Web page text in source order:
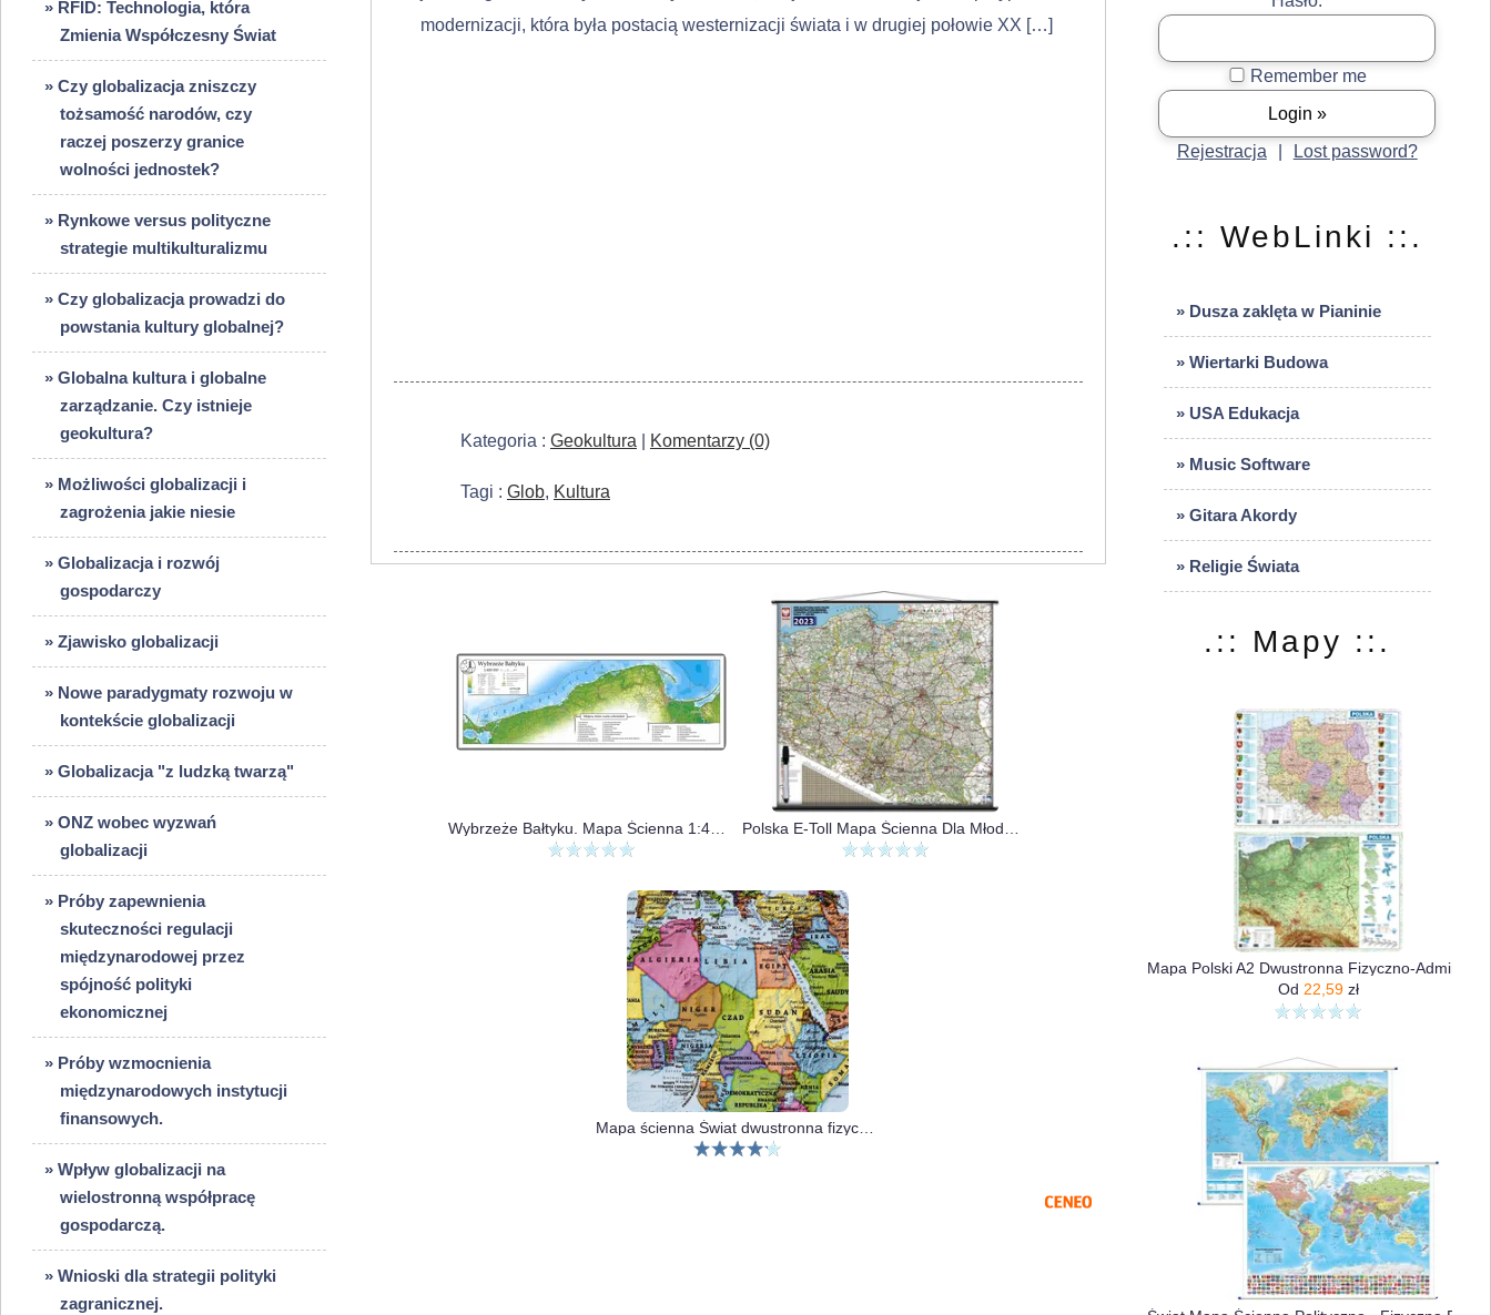
» RFID: Technologia, która
Zmienia Współczesny Świat
» Czy globalizacja zniszczy
tożsamość narodów, czy
raczej poszerzy granice
wolności jednostek?
» Rynkowe versus polityczne
strategie multikulturalizmu
» Czy globalizacja prowadzi do
powstania kultury globalnej?
» Globalna kultura i globalne
zarządzanie. Czy istnieje
geokultura?
» Możliwości globalizacji i
zagrożenia jakie niesie
» Globalizacja i rozwój
gospodarczy
» Zjawisko globalizacji
» Nowe paradygmaty rozwoju w
kontekście globalizacji
» Globalizacja "z ludzką twarzą"
» ONZ wobec wyzwań
globalizacji
» Próby zapewnienia
skuteczności regulacji
międzynarodowej przez
spójność polityki
ekonomicznej
» Próby wzmocnienia
międzynarodowych instytucji
finansowych.
» Wpływ globalizacji na
wielostronną współpracę
gospodarczą.
» Wnioski dla strategii polityki
zagranicznej.
modernizacji, która była postacią westernizacji świata i w drugiej połowie XX […]
Kategoria : Geokultura Komentarzy (0)
Tagi : Glob, Kultura
Wybrzeże Bałtyku. Mapa Ścienna 1:400 000 Polska E-Toll Mapa Ścienna Dla Młodego Kierowcy
Mapa ścienna Świat dwustronna fizyczno-polityczna 1:60 000 000
Remember me
Rejestracja Lost password?
.:: WebLinki ::.
» Dusza zaklęta w Pianinie
» Wiertarki Budowa
» USA Edukacja
» Music Software
» Gitara Akordy
» Religie Świata
.:: Mapy ::.
Od 22,59zł